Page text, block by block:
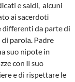
e saldi, alcuni
ai sacerdoti
da parte di
parola. Padre
suo nipote in
con il suo
e di rispettare le